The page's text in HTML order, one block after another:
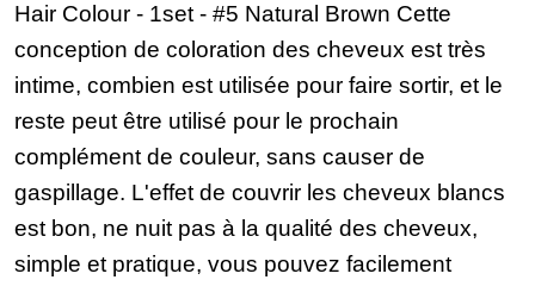
Hair Colour - 1set - #5 Natural Brown Cette
conception de coloration des cheveux est très
intime, combien est utilisée pour faire sortir, et le
reste peut être utilisé pour le prochain
complément de couleur, sans causer de
gaspillage. L'effet de couvrir les cheveux blancs
est bon, ne nuit pas à la qualité des cheveux,
simple et pratique, vous pouvez facilement